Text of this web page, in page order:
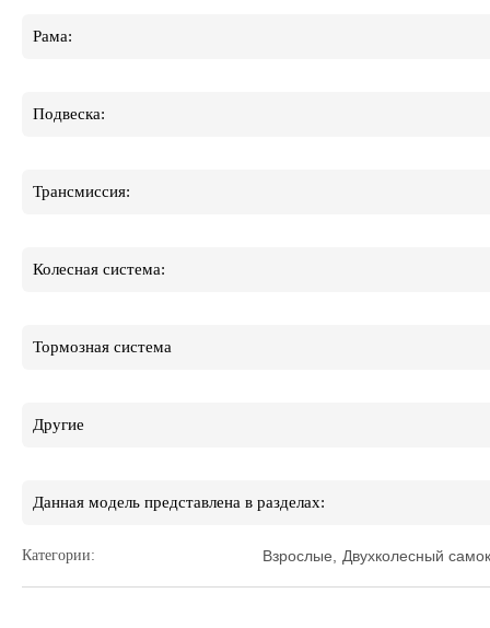
Рама:
Подвеска:
Трансмиссия:
Колесная система:
Тормозная система
Другие
Данная модель представлена в разделах:
Категории: Взрослые Двухколесный